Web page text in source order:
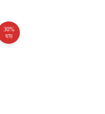
30%
ছাড়